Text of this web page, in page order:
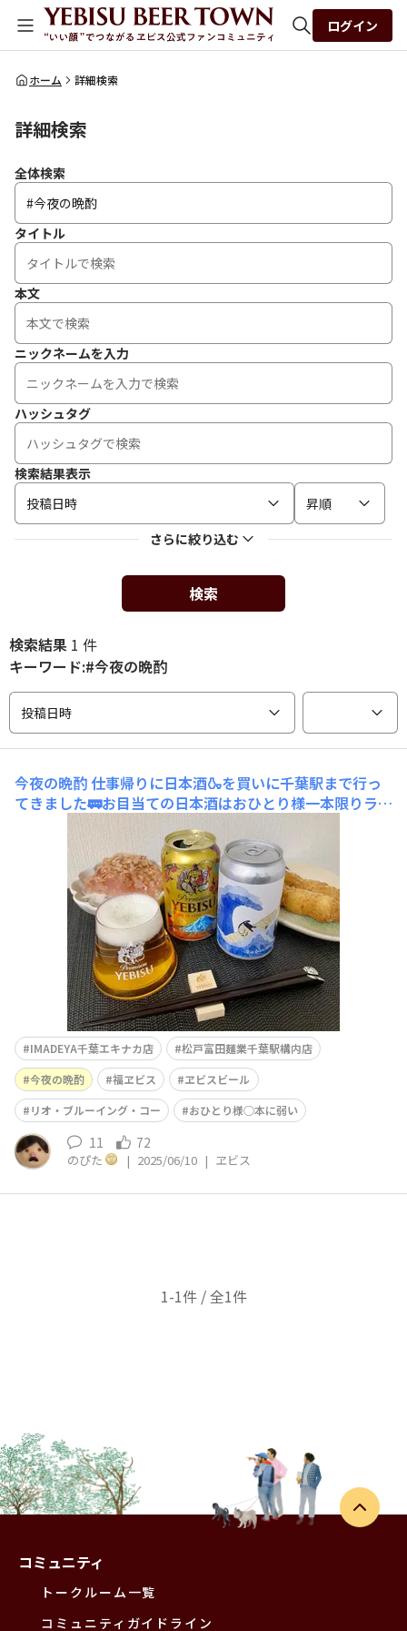
全体検索
ログイン
ホーム 詳細検索
詳細検索
全体検索
タイトル
本文
ニックネームを入力
ハッシュタグ
検索結果表示
投稿日時
昇順
さらに絞り込む
検索
検索結果 1 件
キーワード:#今夜の晩酌
投稿日時
今夜の晩酌仕事帰りに日本酒🍶を買いに千葉駅まで行っ
てきました🚃お目当ての日本酒はおひとり様一本限りラス
ト2本で無事にゲット♪（IMADEYA 千葉エキナカ店に
て）せっかくここまで来たので、「松戸富田麺業千葉駅構
内店🍜」に寄って特製濃厚つけ麺を食べてきました。以
前、ヱビスを扱っていたので券売機を確認したところ、
IMADEYA千葉エキナカ店
松戸富田麺業千葉駅構内店
今夜の晩酌
福ヱビス
ヱビスビール
リオ・ブルーイング・コー
おひとり様◯本に弱い
11 72
のぴた | 2025/06/10 | ヱビス
1-1件 / 全1件
コミュニティ
トークルーム一覧
コミュニティガイドライン